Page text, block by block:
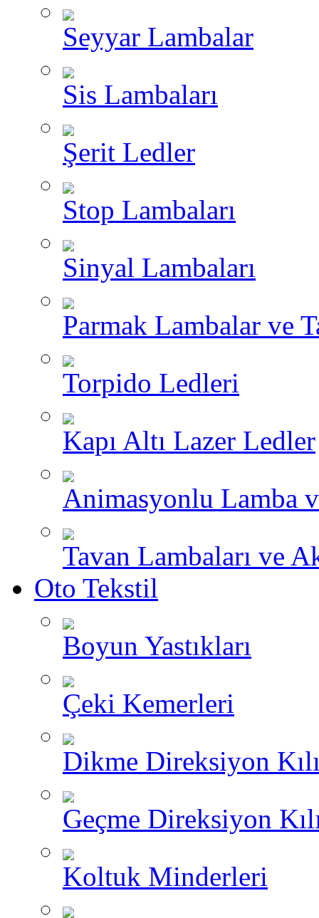
Seyyar Lambalar
Sis Lambaları
Şerit Ledler
Stop Lambaları
Sinyal Lambaları
Parmak Lambalar ve
Torpido Ledleri
Kapı Altı Lazer Ledler
Animasyonlu Lamba
Tavan Lambaları ve
Oto Tekstil
Boyun Yastıkları
Çeki Kemerleri
Dikme Direksiyon
Geçme Direksiyon
Koltuk Minderleri